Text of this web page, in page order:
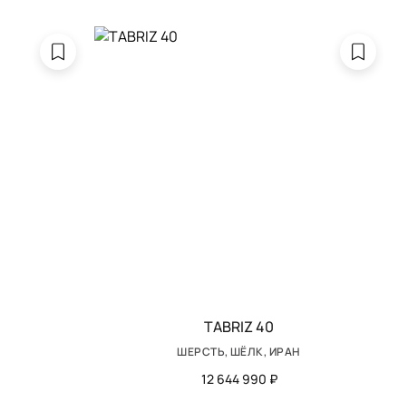
TABRIZ 40
ШЕРСТЬ, ШЁЛК, ИРАН
12 644 990 ₽